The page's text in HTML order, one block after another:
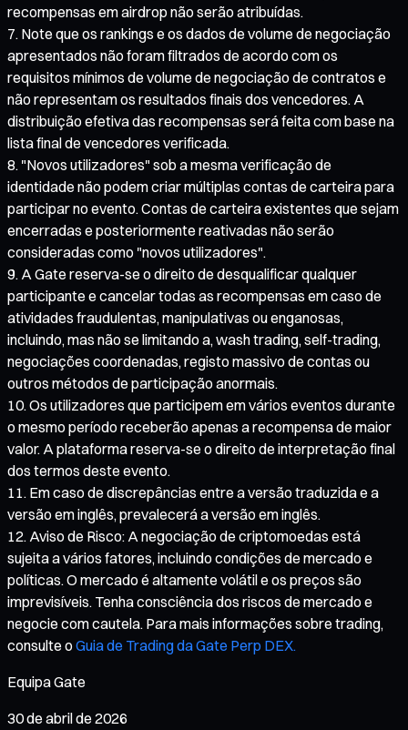
recompensas em airdrop não serão atribuídas.
Note que os rankings e os dados de volume de negociação
apresentados não foram filtrados de acordo com os
requisitos mínimos de volume de negociação de contratos e
não representam os resultados finais dos vencedores. A
distribuição efetiva das recompensas será feita com base na
lista final de vencedores verificada.
"Novos utilizadores" sob a mesma verificação de
identidade não podem criar múltiplas contas de carteira para
participar no evento. Contas de carteira existentes que sejam
encerradas e posteriormente reativadas não serão
consideradas como "novos utilizadores".
A Gate reserva-se o direito de desqualificar qualquer
participante e cancelar todas as recompensas em caso de
atividades fraudulentas, manipulativas ou enganosas,
incluindo, mas não se limitando a, wash trading, self-trading,
negociações coordenadas, registo massivo de contas ou
outros métodos de participação anormais.
Os utilizadores que participem em vários eventos durante
o mesmo período receberão apenas a recompensa de maior
valor. A plataforma reserva-se o direito de interpretação final
dos termos deste evento.
Em caso de discrepâncias entre a versão traduzida e a
versão em inglês, prevalecerá a versão em inglês.
Aviso de Risco: A negociação de criptomoedas está
sujeita a vários fatores, incluindo condições de mercado e
políticas. O mercado é altamente volátil e os preços são
imprevisíveis. Tenha consciência dos riscos de mercado e
negocie com cautela. Para mais informações sobre trading,
consulte oGuia de Trading da Gate Perp DEX.
Equipa Gate
30 de abril de 2026